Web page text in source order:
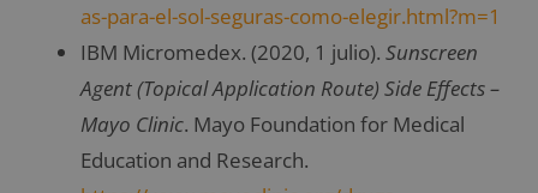
as-para-el-sol-seguras-como-elegir.html?m=1
IBM Micromedex. (2020, 1 julio). Sunscreen
Agent (Topical Application Route) Side Effects –
Mayo Clinic. Mayo Foundation for Medical
Education and Research.